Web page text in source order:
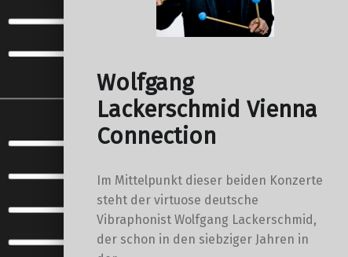
Wolfgang
Lackerschmid Vienna
Connection
Im Mittelpunkt dieser beiden Konzerte
steht der virtuose deutsche
Vibraphonist Wolfgang Lackerschmid,
der schon in den siebziger Jahren in